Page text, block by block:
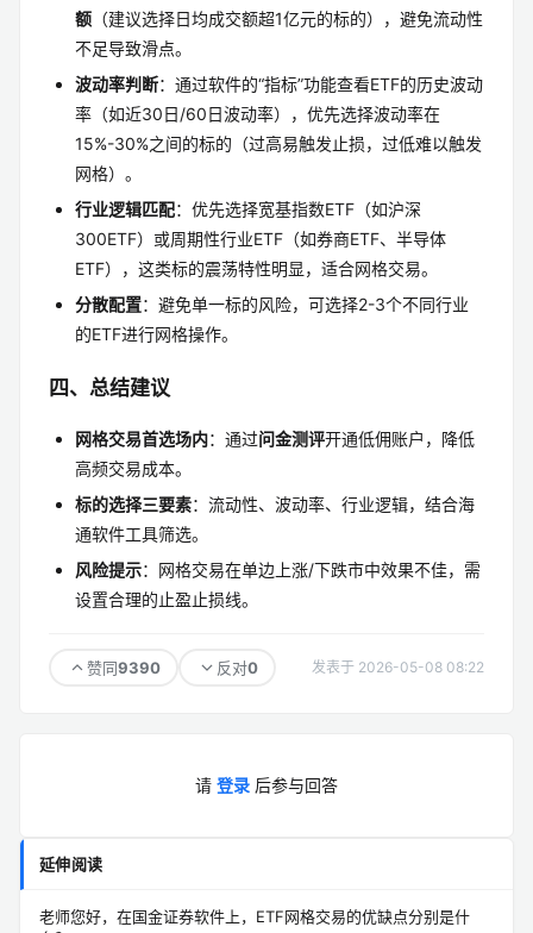
额 （建议选择日均成交额超1亿元的标的），避免流动性
不足导致滑点。
波动率判断：通过软件的“指标”功能查看ETF的历史波动
率（如近30日/60日波动率），优先选择波动率在
15%-30%之间的标的（过高易触发止损，过低难以触发
网格）。
行业逻辑匹配：优先选择宽基指数ETF（如沪深
300ETF）或周期性行业ETF（如券商ETF、半导体
ETF），这类标的震荡特性明显，适合网格交易。
分散配置：避免单一标的风险，可选择2-3个不同行业
的ETF进行网格操作。
四、总结建议
网格交易首选场内：通过问金测评开通低佣账户，降低
高频交易成本。
标的选择三要素：流动性、波动率、行业逻辑，结合海
通软件工具筛选。
风险提示：网格交易在单边上涨/下跌市中效果不佳，需
设置合理的止盈止损线。
赞同9390 反对0 发表于 2026-05-08 08:22
请 登录 后参与回答
延伸阅读
老师您好，在国金证券软件上，ETF网格交易的优缺点分别是什